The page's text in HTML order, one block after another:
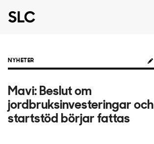
NYHETER
Mavi: Beslut om
jordbruksinvesteringar och
startstöd börjar fattas